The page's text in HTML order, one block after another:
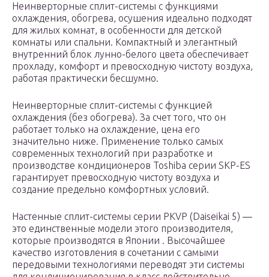
Неинверторные сплит-системы с функциями
охлаждения, обогрева, осушения идеально подходят
для жилых комнат, в особенности для детской
комнаты или спальни. Компактный и элегантный
внутренний блок лунно-белого цвета обеспечивает
прохладу, комфорт и превосходную чистоту воздуха,
работая практически бесшумно.
Неинверторные сплит-системы с функцией
охлаждения (без обогрева). За счет того, что он
работает только на охлаждение, цена его
значительно ниже. Применение только самых
современных технологий при разработке и
производстве кондиционеров Toshiba серии SKP-ES
гарантирует превосходную чистоту воздуха и
создание предельно комфортных условий.
Настенные сплит-системы серии PKVP (Daiseikai 5) —
это единственные модели этого производителя,
которые производятся в Японии . Высочайшее
качество изготовления в сочетании с самыми
передовыми технологиями переводят эти системы